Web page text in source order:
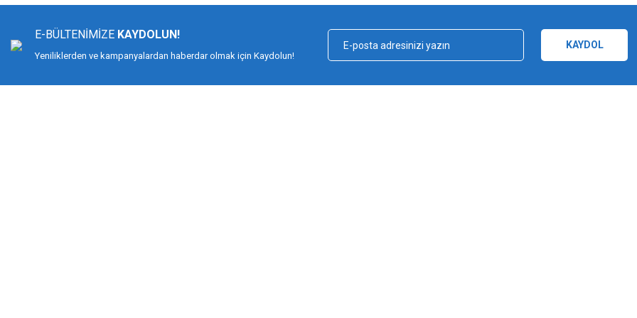
Ürün açıklamasında eksik bilgiler bulunuyor.
E-BÜLTENİMİZE KAYDOLUN!
Yeniliklerden ve kampanyalardan haberdar olmak için Kaydolun!
KAYDOL